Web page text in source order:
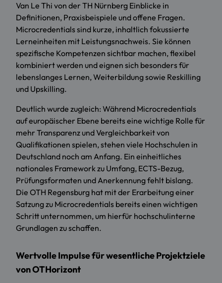
Van Le Thi von der TH Nürnberg Einblicke in
Definitionen, Praxisbeispiele und offene Fragen.
Microcredentials sind kurze, inhaltlich fokussierte
Lerneinheiten mit Leistungsnachweis. Sie können
spezifische Kompetenzen sichtbar machen, flexibel
kombiniert werden und eignen sich besonders für
lebenslanges Lernen, Weiterbildung sowie Reskilling
und Upskilling.
Deutlich wurde zugleich: Während Microcredentials
auf europäischer Ebene bereits eine wichtige Rolle für
mehr Transparenz und Vergleichbarkeit von
Qualifikationen spielen, stehen viele Hochschulen in
Deutschland noch am Anfang. Ein einheitliches
nationales Framework zu Umfang, ECTS-Bezug,
Prüfungsformaten und Anerkennung fehlt bislang.
Die OTH Regensburg hat mit der Erarbeitung einer
Satzung zu Microcredentials bereits einen wichtigen
Schritt unternommen, um hierfür hochschulinterne
Grundlagen zu schaffen.
Wertvolle Impulse für wesentliche Projektziele
von OTHorizont